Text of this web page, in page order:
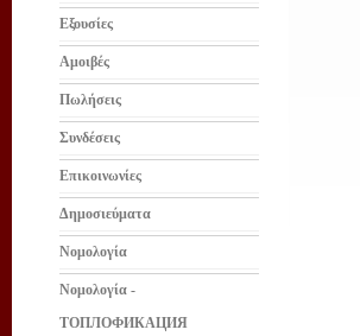
Εξουσίες
Αμοιβές
Πωλήσεις
Συνδέσεις
Επικοινωνίες
Δημοσιεύματα
Νομολογία
Νομολογία -
ТОПЛОФИКАЦИЯ